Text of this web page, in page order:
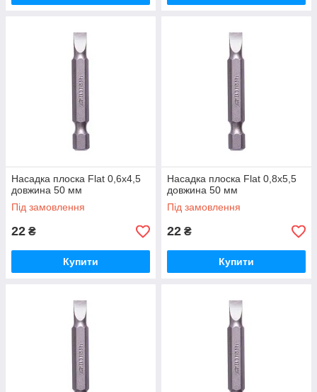
Насадка плоска Flat 0,6х4,5
довжина 50 мм
Під замовлення
22 ₴
Купити
Насадка плоска Flat 0,8х5,5
довжина 50 мм
Під замовлення
22 ₴
Купити